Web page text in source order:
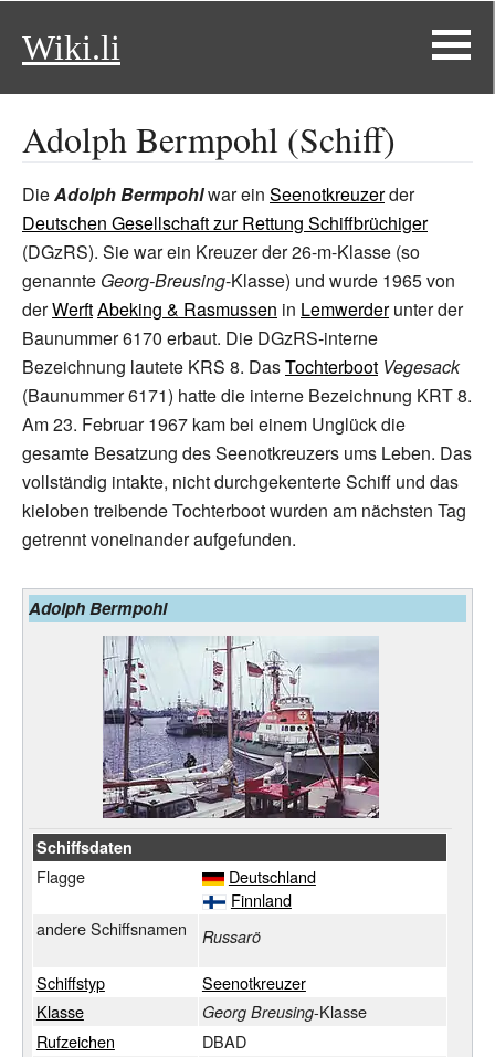
Wiki.li
Adolph Bermpohl (Schiff)
DieAdolph Bermpohlwar ein Seenotkreuzerder
Deutschen Gesellschaft zur Rettung Schiffbrüchiger
(DGzRS). Sie war ein Kreuzer der 26-m-Klasse (so
genannte Georg-Breusing-Klasse) und wurde 1965 von
derWerftAbeking & Rasmussen in Lemwerderunter der
Baunummer 6170 erbaut. Die DGzRS-interne
Bezeichnung lautete KRS 8. DasTochterboot Vegesack
(Baunummer 6171) hatte die interne Bezeichnung KRT8.
Am 23. Februar 1967 kam bei einem Unglück die
gesamte Besatzung des Seenotkreuzers ums Leben. Das
vollständig intakte, nicht durchgekenterte Schiff und das
kieloben treibende Tochterboot wurden am nächsten Tag
getrennt voneinander aufgefunden.
Adolph Bermpohl
Schiffsdaten
Flagge
Deutschland
Finnland
andere Schiffsnamen
Russarö
Schiffstyp
Seenotkreuzer
Klasse
Georg Breusing-Klasse
Rufzeichen
DBAD